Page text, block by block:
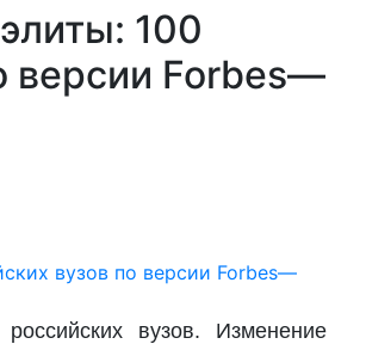
100
версии Forbes—
вузов. Изменение